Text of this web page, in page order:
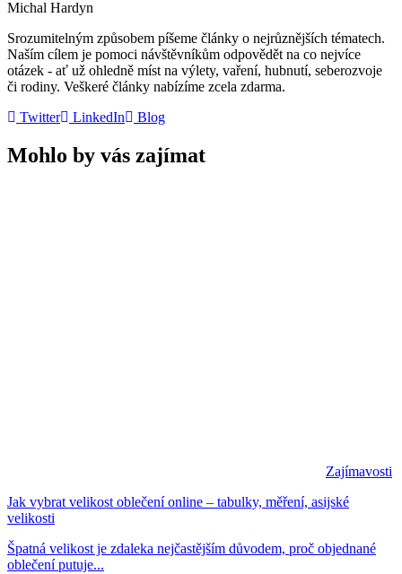
Michal Hardyn
Srozumitelným způsobem píšeme články o nejrůznějších tématech.
Naším cílem je pomoci návštěvníkům odpovědět na co nejvíce
otázek - ať už ohledně míst na výlety, vaření, hubnutí, seberozvoje
či rodiny. Veškeré články nabízíme zcela zdarma.
Twitter
LinkedIn Blog
Mohlo by vás zajímat
Zajímavosti
Jak vybrat velikost oblečení online – tabulky, měření, asijské
velikosti
Špatná velikost je zdaleka nejčastějším důvodem, proč objednané
oblečení putuje...